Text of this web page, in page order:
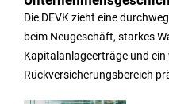
Die DEVK zieht eine
beim Neugeschäft, starkes
Kapitalanlageerträge und
Rückversicherungsbereich